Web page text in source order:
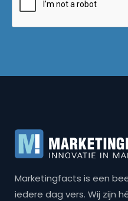
Marketingfacts is een
iedere dag vers. Wij zijn